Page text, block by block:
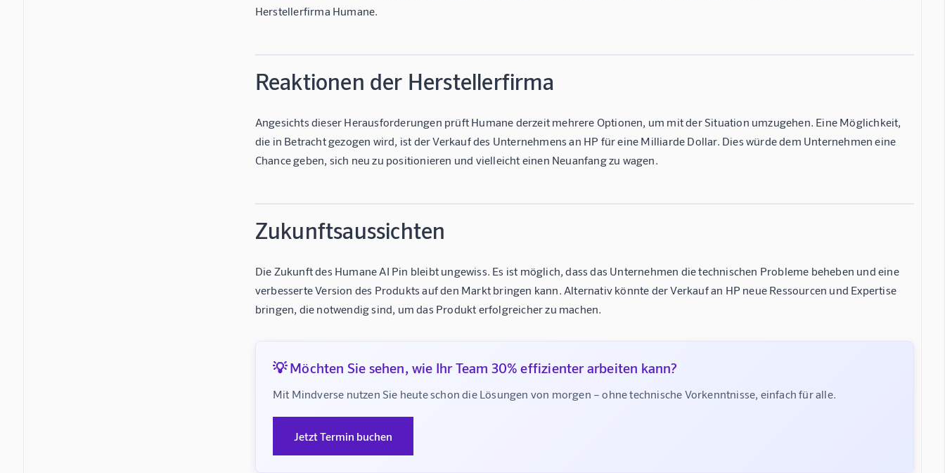
Herstellerfirma Humane.
Reaktionen der Herstellerfirma
Angesichts dieser Herausforderungen prüft Humane derzeit mehrere Optionen, um mit der Situation umzugehen. Eine Möglichkeit,
die in Betracht gezogen wird, ist der Verkauf des Unternehmens an HP für eine Milliarde Dollar. Dies würde dem Unternehmen eine
Chance geben, sich neu zu positionieren und vielleicht einen Neuanfang zu wagen.
Zukunftsaussichten
Die Zukunft des Humane AI Pin bleibt ungewiss. Es ist möglich, dass das Unternehmen die technischen Probleme beheben und eine
verbesserte Version des Produkts auf den Markt bringen kann. Alternativ könnte der Verkauf an HP neue Ressourcen und Expertise
bringen, die notwendig sind, um das Produkt erfolgreicher zu machen.
💡 Möchten Sie sehen, wie Ihr Team 30% effizienter arbeiten kann?
Mit Mindverse nutzen Sie heute schon die Lösungen von morgen – ohne technische Vorkenntnisse, einfach für alle.
Jetzt Termin buchen